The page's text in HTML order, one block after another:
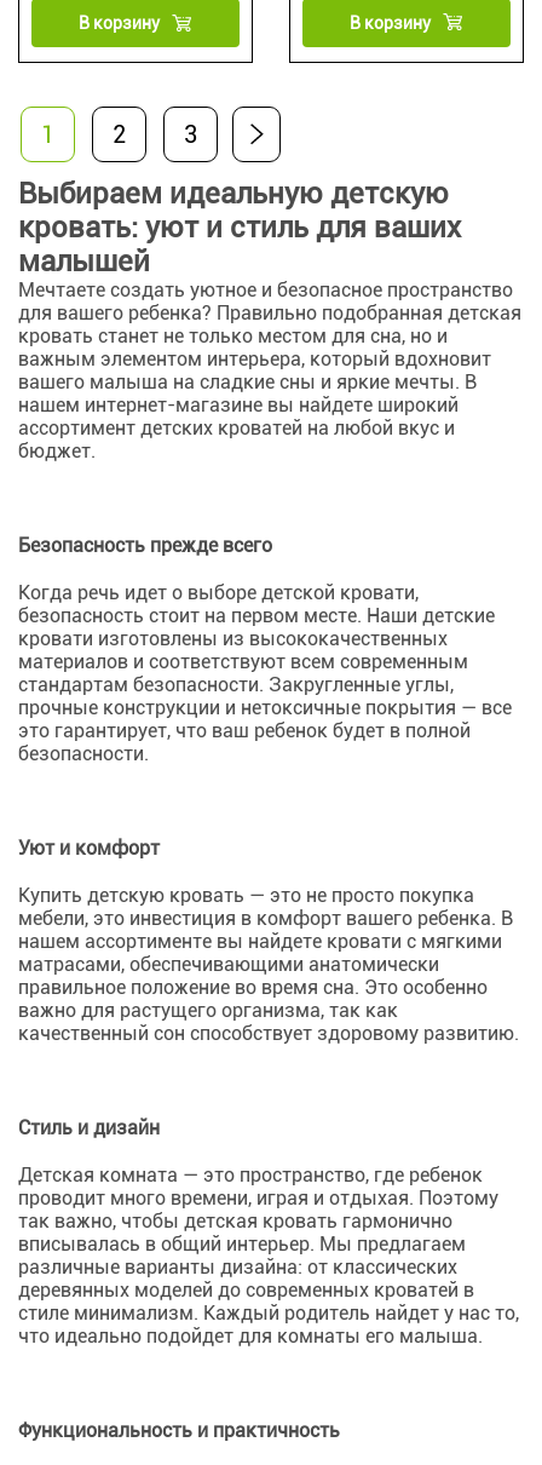
В корзину В корзину
1 2 3
Выбираем идеальную детскую
кровать: уют и стиль для ваших
малышей
Мечтаете создать уютное и безопасное пространство
для вашего ребенка? Правильно подобранная детская
кровать станет не только местом для сна, но и
важным элементом интерьера, который вдохновит
вашего малыша на сладкие сны и яркие мечты. В
нашем интернет-магазине вы найдете широкий
ассортимент детских кроватей на любой вкус и
бюджет.
Безопасность прежде всего
Когда речь идет о выборе детской кровати,
безопасность стоит на первом месте. Наши детские
кровати изготовлены из высококачественных
материалов и соответствуют всем современным
стандартам безопасности. Закругленные углы,
прочные конструкции и нетоксичные покрытия — все
это гарантирует, что ваш ребенок будет в полной
безопасности.
Уют и комфорт
Купить детскую кровать — это не просто покупка
мебели, это инвестиция в комфорт вашего ребенка. В
нашем ассортименте вы найдете кровати с мягкими
матрасами, обеспечивающими анатомически
правильное положение во время сна. Это особенно
важно для растущего организма, так как
качественный сон способствует здоровому развитию.
Стиль и дизайн
Детская комната — это пространство, где ребенок
проводит много времени, играя и отдыхая. Поэтому
так важно, чтобы детская кровать гармонично
вписывалась в общий интерьер. Мы предлагаем
различные варианты дизайна: от классических
деревянных моделей до современных кроватей в
стиле минимализм. Каждый родитель найдет у нас то,
что идеально подойдет для комнаты его малыша.
Функциональность и практичность